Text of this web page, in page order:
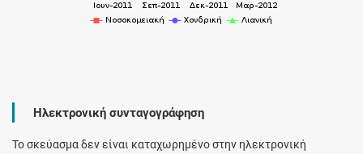
Ηλεκτρονική συνταγογράφηση
Το σκεύασμα δεν είναι καταχωρημένο στην ηλεκτρονική